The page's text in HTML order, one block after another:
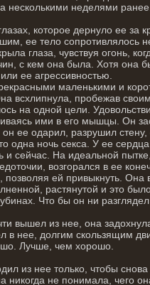
несколькими неделями
которое дернуло ее
ее тело сопротивлялось
глаза, чувствуя огонь,
с кем она была. Хотя она
ее агрессивностью.
маленькими и
всхлипнула, пробежав
на одной цели.
ими в его мышцы. Он
он ее одарил, разрушил
одна ночь секса. У ее
и сейчас. На идеальной
возгорался в ее
ей привыкнуть. Она
растянутой и это
Что бы он ни
вышел из нее, она
нее, долгим скользящим
Лучше, чем хорошо.
из нее только, чтобы
никогда не понимала, чего